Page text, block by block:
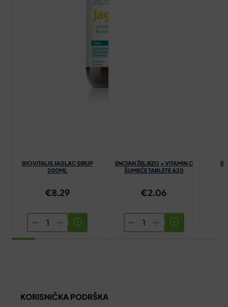
BIOVITALIS JAGLAC SIRUP
200ML
€8.29
BIOVITALIS
JAGLAC
ENCIAN ŽELJEZO + VITAMIN C
ŠUMEĆE TABLETE A20
€2.06
ENCIAN
ŽELJEZO
KORISNIČKA PODRŠKA